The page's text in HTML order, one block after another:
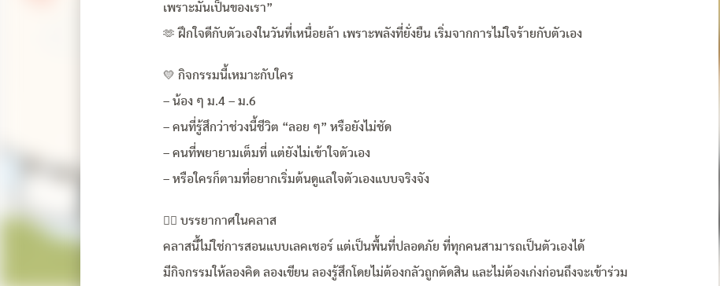
เพราะมันเป็นของเรา”
🫶 ฝึกใจดีกับตัวเองในวันที่เหนื่อยล้า เพราะพลังที่ยั่งยืน เริ่มจากการไม่ใจร้ายกับตัวเอง
💛 กิจกรรมนี้เหมาะกับใคร
– น้อง ๆ ม.4 – ม.6
– คนที่รู้สึกว่าช่วงนี้ชีวิต “ลอย ๆ” หรือยังไม่ชัด
– คนที่พยายามเต็มที่ แต่ยังไม่เข้าใจตัวเอง
– หรือใครก็ตามที่อยากเริ่มต้นดูแลใจตัวเองแบบจริงจัง
🧘‍♀️ บรรยากาศในคลาส
คลาสนี้ไม่ใช่การสอนแบบเลคเชอร์ แต่เป็นพื้นที่ปลอดภัย ที่ทุกคนสามารถเป็นตัวเองได้
มีกิจกรรมให้ลองคิด ลองเขียน ลองรู้สึกโดยไม่ต้องกลัวถูกตัดสิน และไม่ต้องเก่งก่อนถึงจะเข้าร่วม